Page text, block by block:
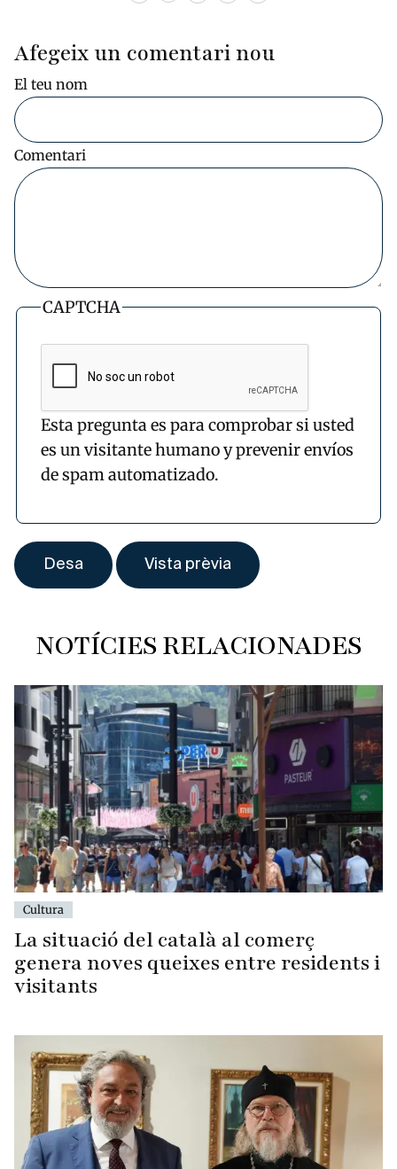
Afegeix un comentari nou
El teu nom
Comentari
CAPTCHA
Esta pregunta es para comprobar si usted
es un visitante humano y prevenir envíos
de spam automatizado.
NOTÍCIES RELACIONADES
Cultura
La situació del català al comerç
genera noves queixes entre residents i
visitants